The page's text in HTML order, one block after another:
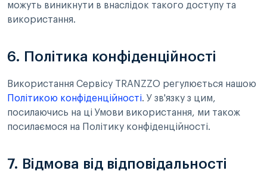
можуть виникнути в внаслідок такого доступу та
використання.
6. Політика конфіденційності
Використання Сервісу TRANZZO регулюється нашою
Політикою конфіденційності. У зв'язку з цим,
посилаючись на ці Умови використання, ми також
посилаємося на Політику конфіденційності.
7. Відмова від відповідальності